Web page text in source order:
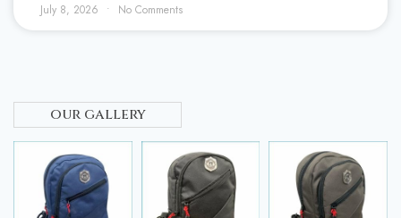
July 8, 2026 No Comments
our gallery